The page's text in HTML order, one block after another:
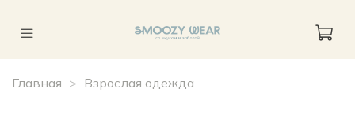
Главная Взрослая одежда